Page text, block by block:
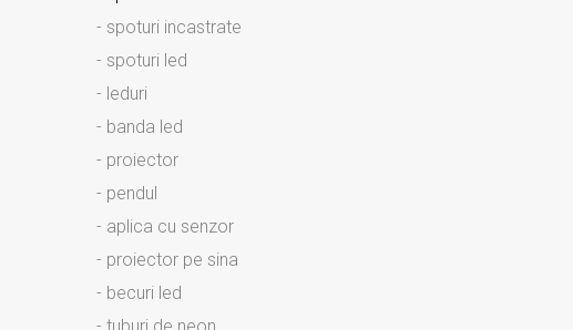
- spoturi incastrate
- spoturi led
- leduri
- banda led
- proiector
- pendul
- aplica cu senzor
- proiector pe sina
- becuri led
- tuburi de neon